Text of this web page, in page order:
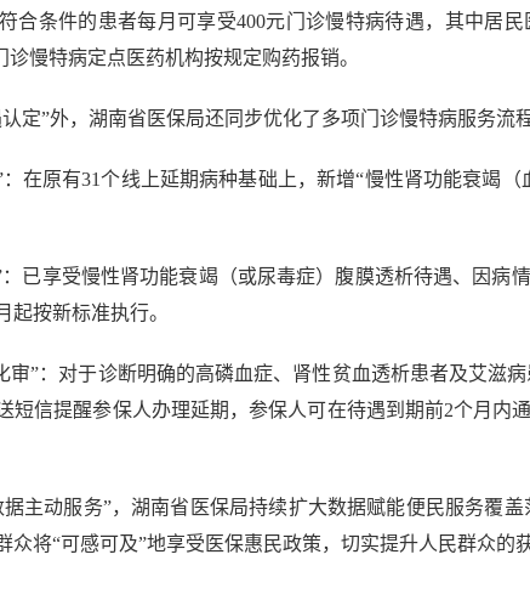
合条件的患者每月可享受400元门诊慢特病待遇，其中居
慢特病定点医药机构按规定购药报销。
定”外，湖南省医保局还同步优化了多项门诊慢特病服务流
在原有31个线上延期病种基础上，新增“慢性肾功能衰竭
已享受慢性肾功能衰竭（或尿毒症）腹膜透析待遇、因病
起按新标准执行。
审”：对于诊断明确的高磷血症、肾性贫血透析患者及艾滋
短信提醒参保人办理延期，参保人可在待遇到期前2个月内
主动服务”，湖南省医保局持续扩大数据赋能便民服务覆
众将“可感可及”地享受医保惠民政策，切实提升人民群众的